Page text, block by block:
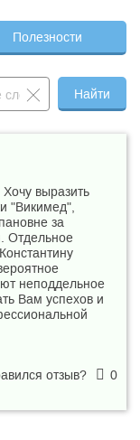
—
2 700 ₽ —
1 200 ₽
500 ₽
3 500 ₽
5 100 ₽ —
Полезности
Найти
выразить
"Викимед",
за
Отдельное
неподдельное
Вам успехов и
отзыв?
0